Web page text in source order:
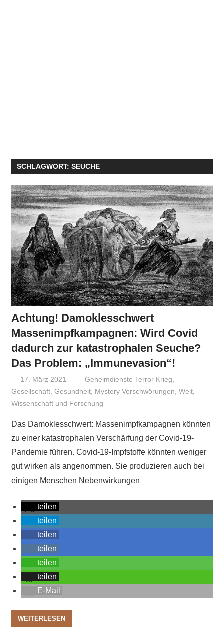
SCHLAGWORT: SEUCHE
Achtung! Damoklesschwert
Massenimpfkampagnen: Wird Covid
dadurch zur katastrophalen Seuche?
Das Problem: „Immunevasion“!
17. März 2021 Niki Vogt
Geheimdienste Terror Krieg,
Gesellschaft, Gesundheit, Mystery Verschwörungen, Welt,
Wissenschaft und Forschung
Das Damoklesschwert: Massenimpfkampagnen könnten
zu einer katastrophalen Verschärfung der Covid-19-
Pandemie führen. Covid-19-Impfstoffe könnten weniger
gut wirken als angenommen. Sie produzieren auch bei
einigen Menschen Nebenwirkungen
teilen
teilen
teilen
teilen
teilen
teilen
E-Mail
WEITERLESEN